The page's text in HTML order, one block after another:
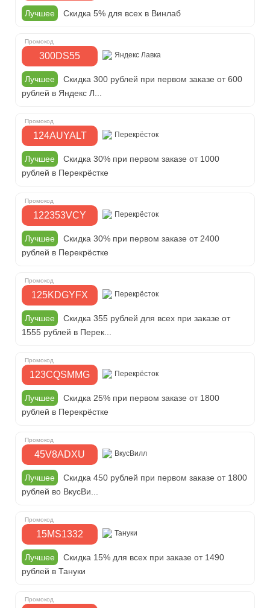
Лучшее Скидка 5% для всех в Винлаб
300DS55 Яндекс Лавка
Лучшее
Скидка 300 рублей при первом заказе от 600
рублей в Яндекс Л...
124AUYALT Перекрёсток
Лучшее
Скидка 30% при первом заказе от 1000
рублей в Перекрёстке
122353VCY Перекрёсток
Лучшее
Скидка 30% при первом заказе от 2400
рублей в Перекрёстке
125KDGYFX Перекрёсток
Лучшее
Скидка 355 рублей для всех при заказе от
1555 рублей в Перек...
123CQSMMG Перекрёсток
Лучшее
Скидка 25% при первом заказе от 1800
рублей в Перекрёстке
45V8ADXU ВкусВилл
Лучшее
Скидка 450 рублей при первом заказе от 1800
рублей во ВкусВи...
15MS1332 Тануки
Лучшее
Скидка 15% для всех при заказе от 1490
рублей в Тануки